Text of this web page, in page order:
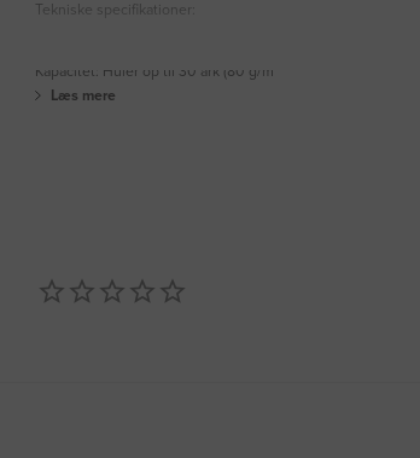
Tekniske specifikationer:
Kapacitet: Huler op til 30 ark (80 g/m
Læs mere